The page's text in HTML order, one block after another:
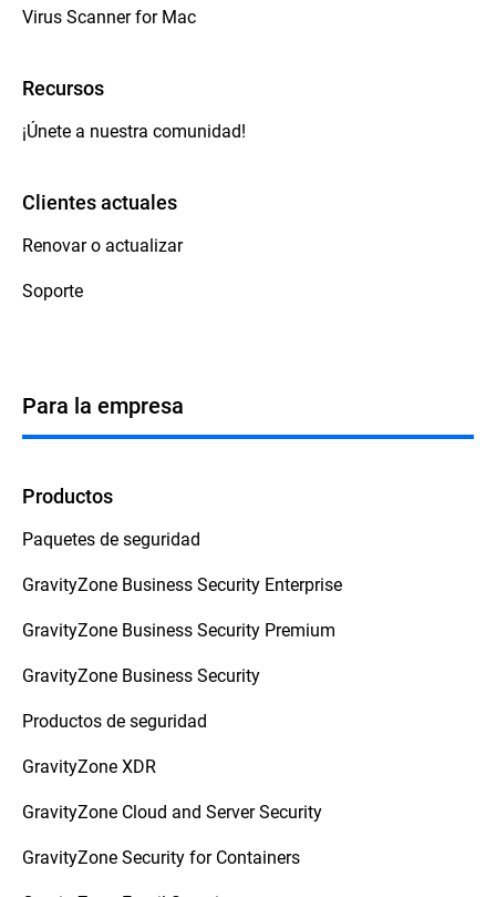
Virus Scanner for Mac
Recursos
¡Únete a nuestra comunidad!
Clientes actuales
Renovar o actualizar
Soporte
Para la empresa
Productos
Paquetes de seguridad
GravityZone Business Security Enterprise
GravityZone Business Security Premium
GravityZone Business Security
Productos de seguridad
GravityZone XDR
GravityZone Cloud and Server Security
GravityZone Security for Containers